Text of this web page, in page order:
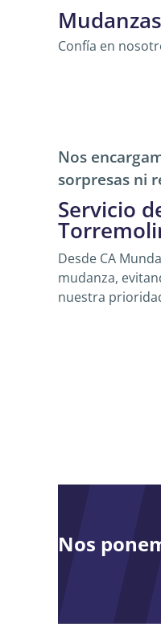
Confía en
Nos
sorpresas ni
Servicio
Desde CA
mudanza,
nuestra
Nos